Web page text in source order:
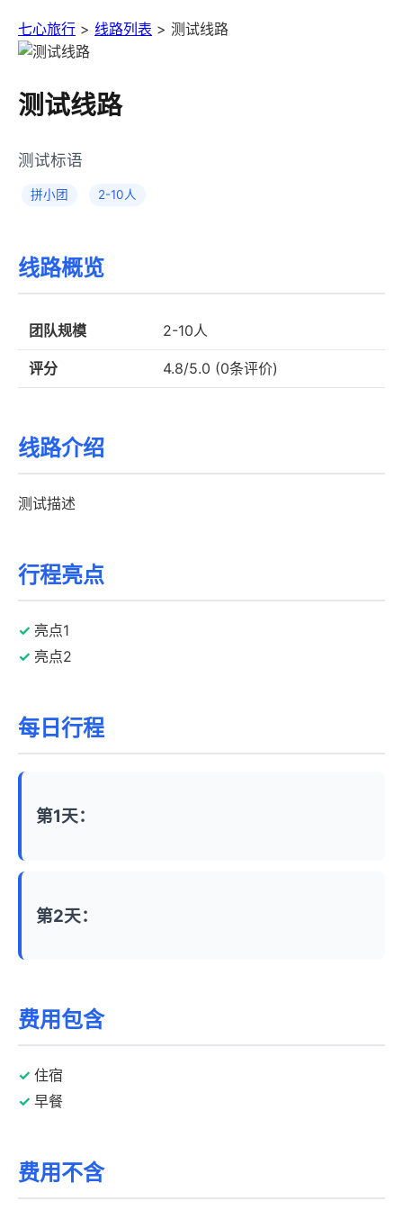
七心旅行 > 线路列表 > 测试线路
测试线路
测试标语
拼小团 2-10人
线路概览
团队规模 2-10人
评分 4.8/5.0 (0条评价)
线路介绍
测试描述
行程亮点
亮点1
亮点2
每日行程
第1天：
第2天：
费用包含
住宿
早餐
费用不含